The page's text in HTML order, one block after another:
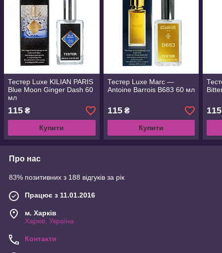
Тестер Luxe KILIAN PARIS
Blue Moon Ginger Dash 60
мл
115 ₴
Купити
Тестер Luxe Marc —
Antoine Barrois B683 60 мл
115₴
Купити
115
Про нас
83% позитивних з 188 відгуків за рік
Працює з 11.01.2016
м. Харків
Харків, Україна
Контакти